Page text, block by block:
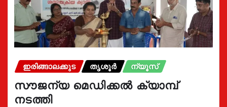
ഇരിങ്ങാലക്കുട തൃശൂർ ന്യൂസ്
സൗജന്യ മെഡിക്കൽ ക്യാമ്പ്
നടത്തി